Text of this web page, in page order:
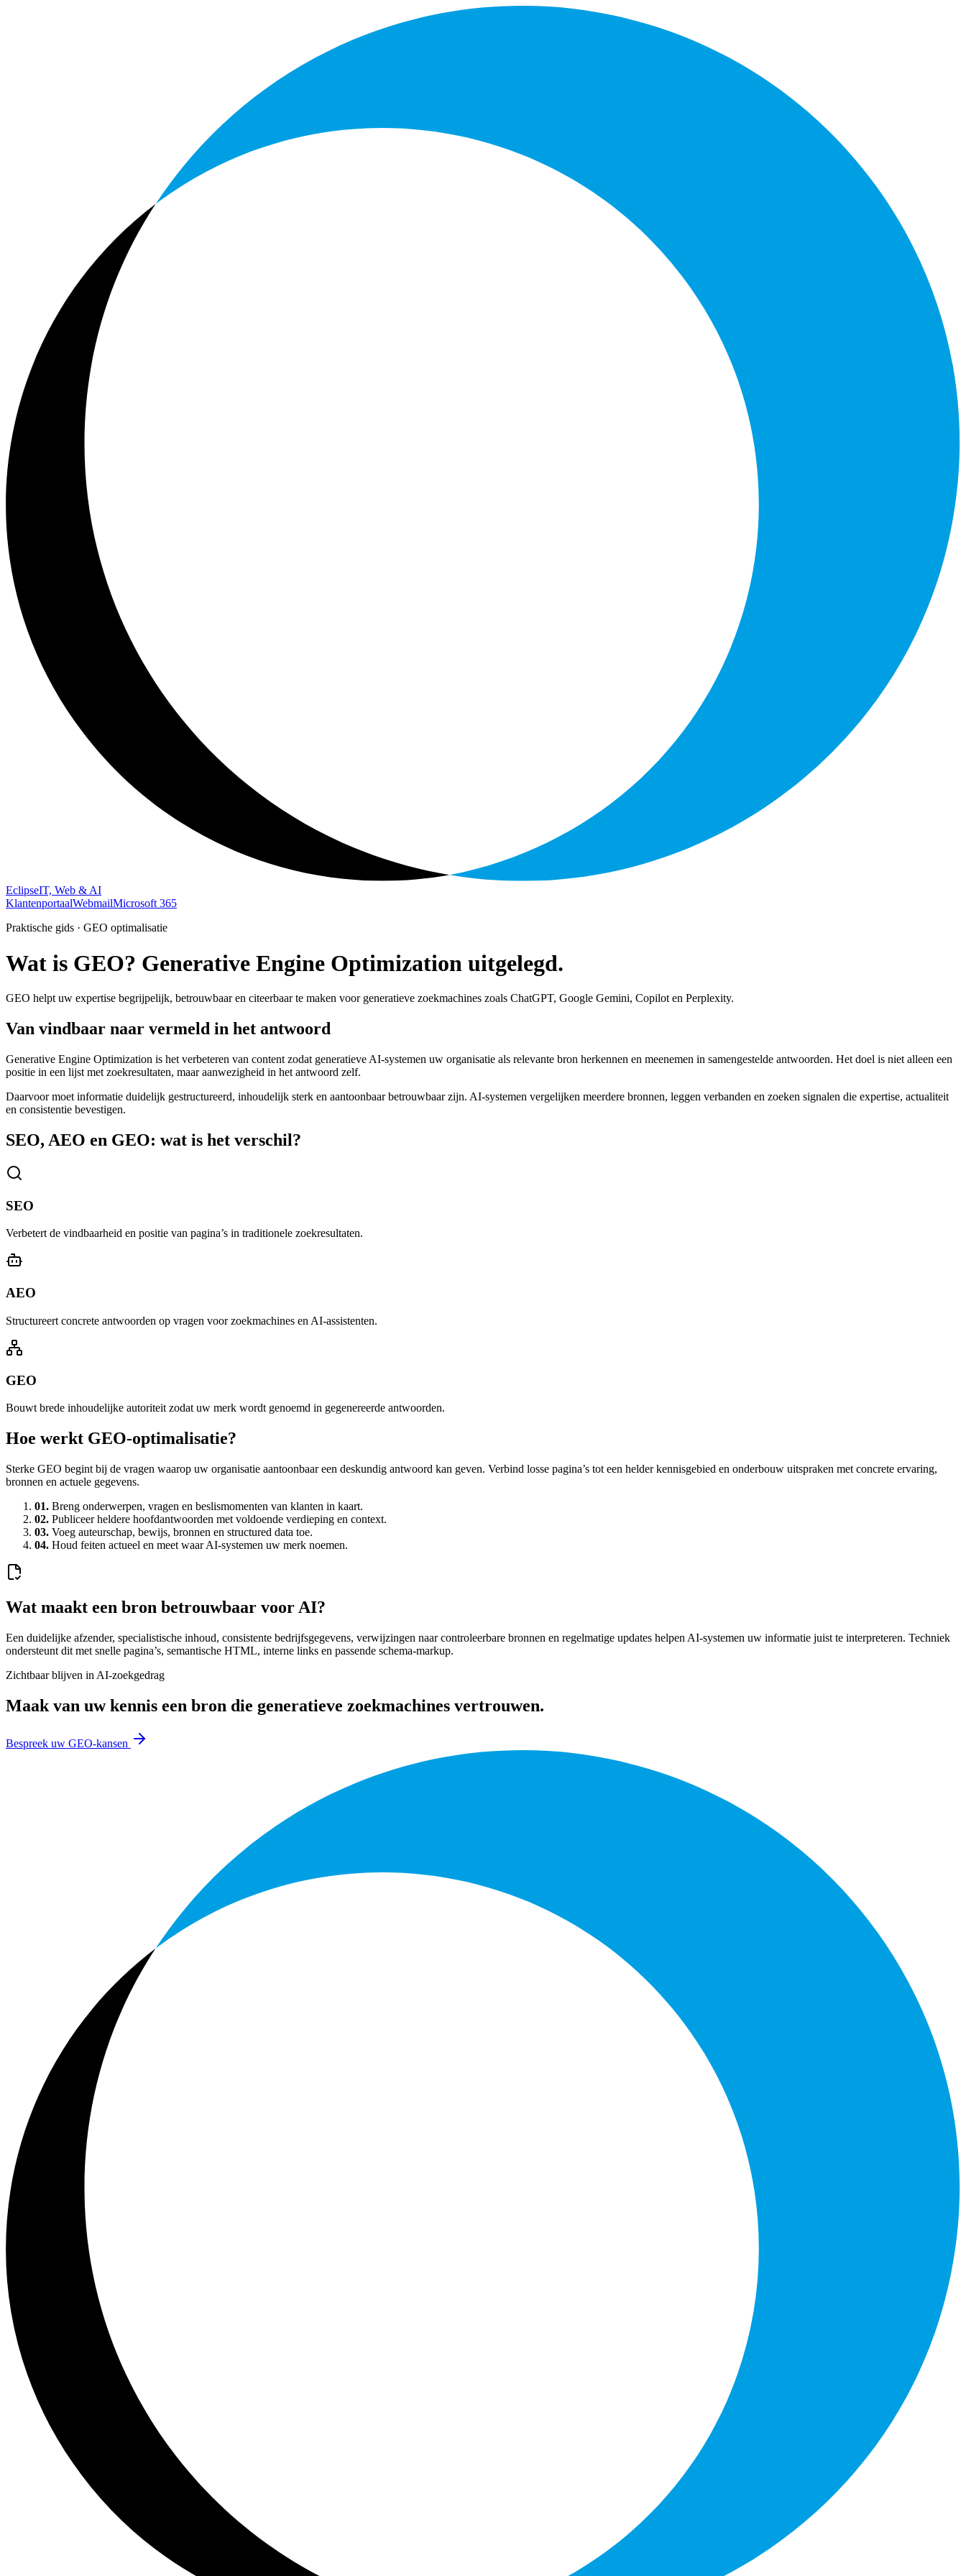
EclipseIT, Web & AI
KlantenportaalWebmailMicrosoft 365
Praktische gids · GEO optimalisatie
Wat is GEO? Generative Engine Optimization uitgelegd.
GEO helpt uw expertise begrijpelijk, betrouwbaar en citeerbaar te maken voor generatieve zoekmachines zoals ChatGPT, Google Gemini, Copilot en Perplexity.
Van vindbaar naar vermeld in het antwoord
Generative Engine Optimization is het verbeteren van content zodat generatieve AI-systemen uw organisatie als relevante bron herkennen en meenemen in samengestelde antwoorden. Het doel is niet alleen een
positie in een lijst met zoekresultaten, maar aanwezigheid in het antwoord zelf.
Daarvoor moet informatie duidelijk gestructureerd, inhoudelijk sterk en aantoonbaar betrouwbaar zijn. AI-systemen vergelijken meerdere bronnen, leggen verbanden en zoeken signalen die expertise, actualiteit
en consistentie bevestigen.
SEO, AEO en GEO: wat is het verschil?
SEO
Verbetert de vindbaarheid en positie van pagina’s in traditionele zoekresultaten.
AEO
Structureert concrete antwoorden op vragen voor zoekmachines en AI-assistenten.
GEO
Bouwt brede inhoudelijke autoriteit zodat uw merk wordt genoemd in gegenereerde antwoorden.
Hoe werkt GEO-optimalisatie?
Sterke GEO begint bij de vragen waarop uw organisatie aantoonbaar een deskundig antwoord kan geven. Verbind losse pagina’s tot een helder kennisgebied en onderbouw uitspraken met concrete ervaring,
bronnen en actuele gegevens.
01. Breng onderwerpen, vragen en beslismomenten van klanten in kaart.
02. Publiceer heldere hoofdantwoorden met voldoende verdieping en context.
03. Voeg auteurschap, bewijs, bronnen en structured data toe.
04. Houd feiten actueel en meet waar AI-systemen uw merk noemen.
Wat maakt een bron betrouwbaar voor AI?
Een duidelijke afzender, specialistische inhoud, consistente bedrijfsgegevens, verwijzingen naar controleerbare bronnen en regelmatige updates helpen AI-systemen uw informatie juist te interpreteren. Techniek
ondersteunt dit met snelle pagina’s, semantische HTML, interne links en passende schema-markup.
Zichtbaar blijven in AI-zoekgedrag
Maak van uw kennis een bron die generatieve zoekmachines vertrouwen.
Bespreek uw GEO-kansen